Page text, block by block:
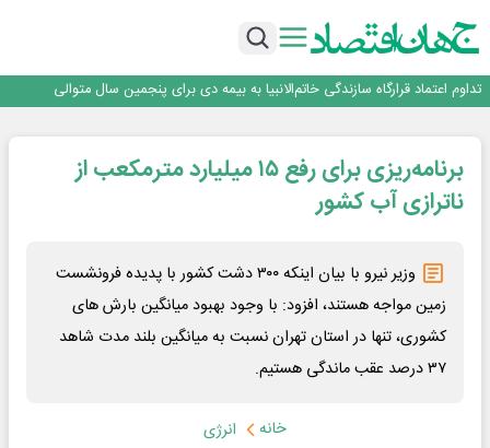
هم‌افزایی تامین سرمایه تمدن و رسانه‌ها برای توسعه بازار سرمایه
تداوم اعتماد قرارگاه سازندگی خاتم‌الانبیا به بیمه دی برای پنجمین سال متوالی
آموزش بر مبنای نیاز بازار کار؛ محور اصلی طرح مهارت‌آموزی سربازان
هم‌افزایی تامین سرمایه تمدن و رسانه‌ها برای توسعه بازار سرمایه
اعتماد، مهم‌ترین سرمایه بانک و رسانه است
برنامه‌ریزی برای رفع ۱۵ میلیارد مترمکعب از
ناترازی آب کشور
وزیر نیرو با بیان اینکه ۳۰۰ دشت کشور با پدیده فرونشست
زمین مواجه هستند، افزود:‌ با وجود بهبود میانگین بارش های
کشوری، تنها در استان تهران نسبت به میانگین بلند مدت شاهد
۳۷ درصد عقب ماندگی هستیم.
خانه
انرژی